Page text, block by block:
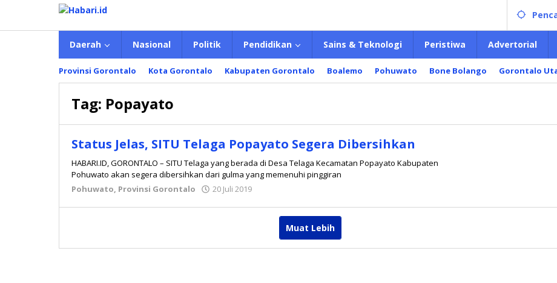
konten
Daerah Nasional Politik Pendidikan Sains & Teknologi Peristiwa Advertorial
Provinsi Gorontalo Kota Gorontalo Kabupaten Gorontalo Boalemo Pohuwato Bone Bolango Gorontalo
Tag: Popayato
Status Jelas, SITU Telaga Popayato Segera Dibersihkan
HABARI.ID, GORONTALO – SITU Telaga yang berada di Desa Telaga Kecamatan Popayato Kabupaten
Pohuwato akan segera dibersihkan dari gulma yang memenuhi pinggiran
Pohuwato, Provinsi Gorontalo 20 Juli 2019
Muat Lebih